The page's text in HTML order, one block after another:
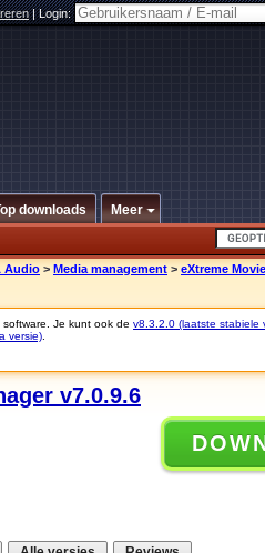
|Login:
downloads Meer
Audio > Media management > eXtreme
Je kunt ook de v8.3.2.0 (laatste stabiele
versie)
v7.0.9.6